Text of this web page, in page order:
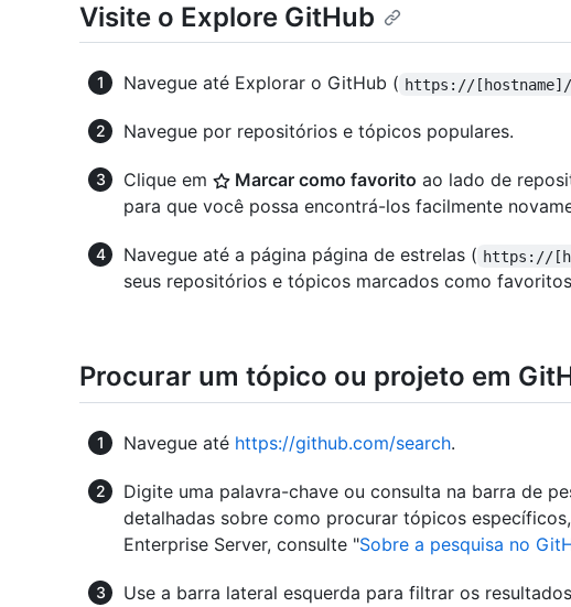
Visite o Explore GitHub
Navegue até Explorar o GitHub ( https://
Navegue por repositórios e tópicos populares.
Clique em Marcar como favorito ao lado de
para que você possa encontrá-los facilmente
Navegue até a página página de estrelas ( https://
seus repositórios e tópicos marcados como
Procurar um tópico ou projeto em
Navegue até https://github.com/search.
Digite uma palavra-chave ou consulta na barra de
detalhadas sobre como procurar tópicos
Enterprise Server, consulte "Sobre a pesquisa no
Use a barra lateral esquerda para filtrar os